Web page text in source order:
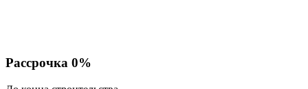
Рассрочка 0%